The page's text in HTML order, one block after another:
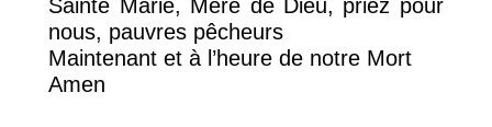
Sainte Marie, Mère de Dieu, priez pour
nous, pauvres pêcheurs
Maintenant et à l’heure de notre Mort
Amen